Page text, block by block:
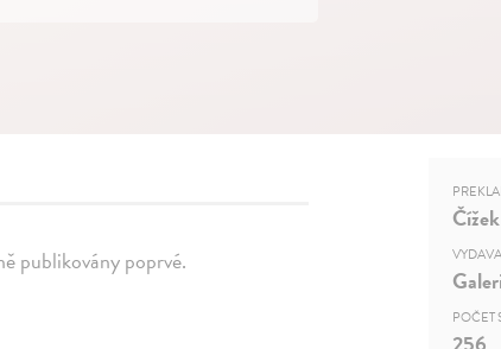
publikovány poprvé.
POČET